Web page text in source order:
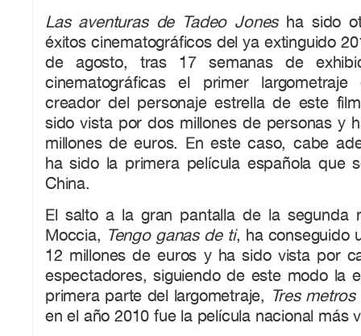
Las aventuras de Tadeo Jonesha sido
éxitos cinematográficos del ya extinguido
de agosto, tras 17 semanas de
cinematográficas el primer
creador del personaje estrella de este
sido vista por dos millones de personas y
millones de euros. En este caso, cabe
ha sido la primera película española que
China.
El salto a la gran pantalla de la segunda
Moccia, Tengo ganas de ti, ha conseguido
12 millones de euros y ha sido vista por
espectadores, siguiendo de este modo la
primera parte del largometraje, Tres
en el año 2010 fue la película nacional más